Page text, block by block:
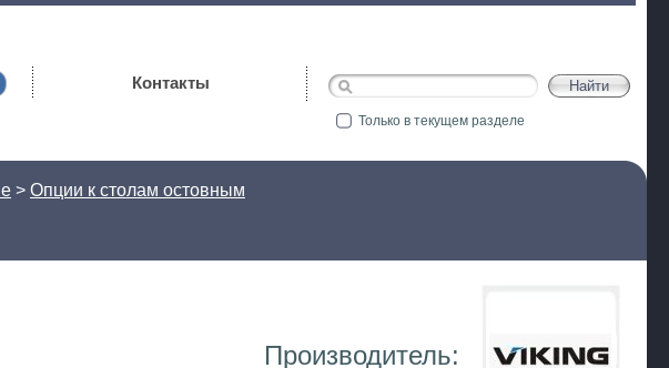
Контакты
Только в текущем разделе
> Опции к столам остовным
Производитель: